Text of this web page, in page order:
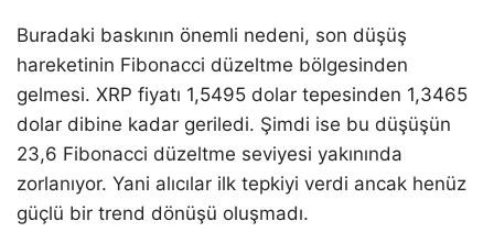
Buradaki baskının önemli nedeni, son düşüş
hareketinin Fibonacci düzeltme bölgesinden
gelmesi. XRP fiyatı 1,5495 dolar tepesinden 1,3465
dolar dibine kadar geriledi. Şimdi ise bu düşüşün
23,6 Fibonacci düzeltme seviyesi yakınında
zorlanıyor. Yani alıcılar ilk tepkiyi verdi ancak henüz
güçlü bir trend dönüşü oluşmadı.